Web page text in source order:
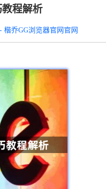
程解析
楷乔GG浏览器官网官网